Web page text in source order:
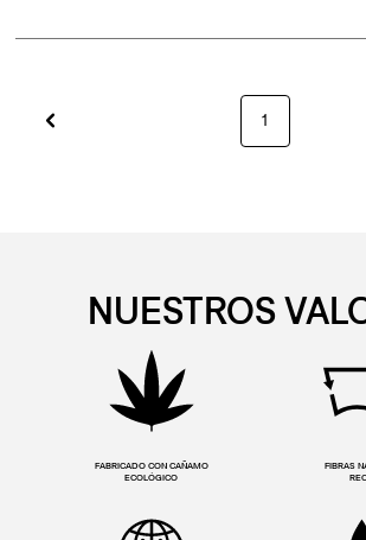
1
NUESTROS
FABRICADO CON CAÑAMO
ECOLÓGICO
FIBRAS